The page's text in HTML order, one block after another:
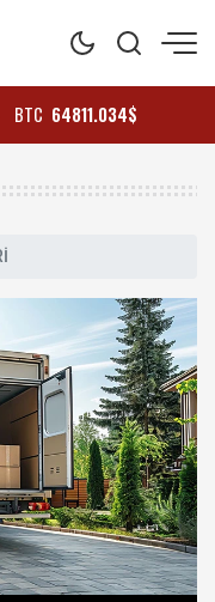
BTC 64811.034$